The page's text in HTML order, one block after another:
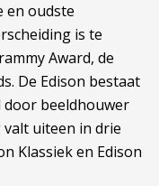
en oudste
is te
Award, de
De Edison bestaat
door beeldhouwer
valt uiteen in drie
Klassiek en Edison